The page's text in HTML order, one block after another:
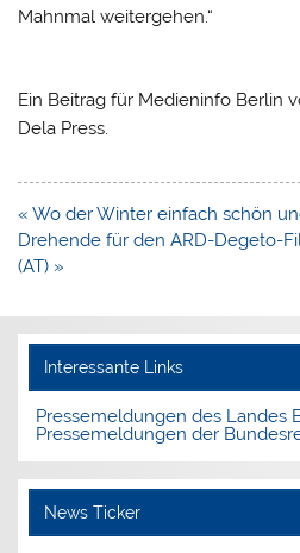
Mahnmal weitergehen.“
Ein Beitrag für Medieninfo Berlin
Dela Press.
Beitragsnavigation
« Wo der Winter einfach schön
Drehende für den ARD-Degeto-
(AT) »
Interessante Links
Pressemeldungen des Landes
Pressemeldungen der
News Ticker